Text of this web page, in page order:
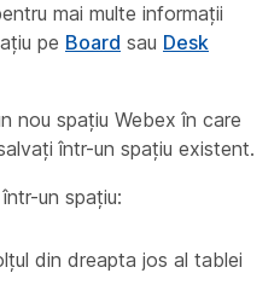
mai multe informații
pe Board sau Desk
nou spațiu Webex în care
într-un spațiu existent.
un spațiu:
din dreapta jos al tablei